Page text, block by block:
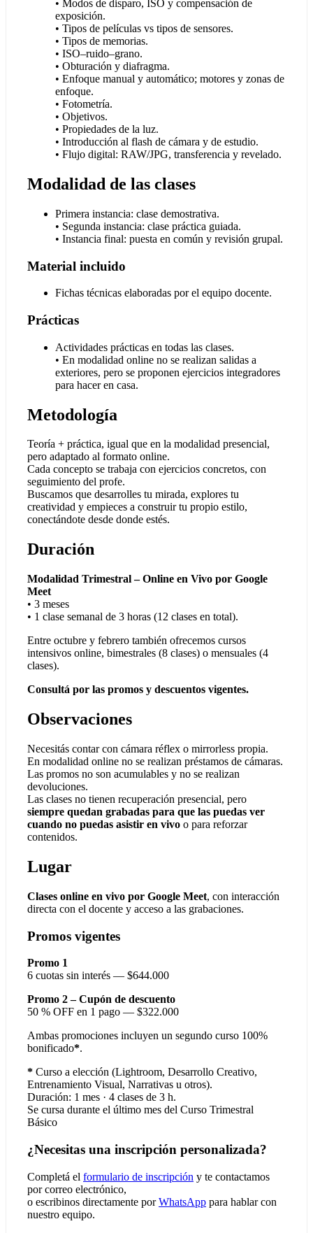
• Modos de disparo, ISO y compensación de
exposición.
• Tipos de películas vs tipos de sensores.
• Tipos de memorias.
• ISO–ruido–grano.
• Obturación y diafragma.
• Enfoque manual y automático; motores y zonas de
enfoque.
• Fotometría.
• Objetivos.
• Propiedades de la luz.
• Introducción al flash de cámara y de estudio.
• Flujo digital: RAW/JPG, transferencia y revelado.
Modalidad de las clases
Primera instancia: clase demostrativa.
• Segunda instancia: clase práctica guiada.
• Instancia final: puesta en común y revisión grupal.
Material incluido
Fichas técnicas elaboradas por el equipo docente.
Prácticas
Actividades prácticas en todas las clases.
• En modalidad online no se realizan salidas a
exteriores, pero se proponen ejercicios integradores
para hacer en casa.
Metodología
Teoría + práctica, igual que en la modalidad presencial,
pero adaptado al formato online.
Cada concepto se trabaja con ejercicios concretos, con
seguimiento del profe.
Buscamos que desarrolles tu mirada, explores tu
creatividad y empieces a construir tu propio estilo,
conectándote desde donde estés.
Duración
Modalidad Trimestral – Online en Vivo por Google
Meet
• 3 meses
• 1 clase semanal de 3 horas (12 clases en total).
Entre octubre y febrero también ofrecemos cursos
intensivos online, bimestrales (8 clases) o mensuales (4
clases).
Consultá por las promos y descuentos vigentes.
Observaciones
Necesitás contar con cámara réflex o mirrorless propia.
En modalidad online no se realizan préstamos de cámaras.
Las promos no son acumulables y no se realizan
devoluciones.
Las clases no tienen recuperación presencial, pero
siempre quedan grabadas para que las puedas ver
cuando no puedas asistir en vivo o para reforzar
contenidos.
Lugar
Clases online en vivo por Google Meet, con interacción
directa con el docente y acceso a las grabaciones.
Promos vigentes
Promo 1
6 cuotas sin interés — $644.000
Promo 2 – Cupón de descuento
50 % OFF en 1 pago — $322.000
Ambas promociones incluyen un segundo curso 100%
bonificado*.
* Curso a elección (Lightroom, Desarrollo Creativo,
Entrenamiento Visual, Narrativas u otros).
Duración: 1 mes · 4 clases de 3 h.
Se cursa durante el último mes del Curso Trimestral
Básico
¿Necesitas una inscripción personalizada?
Completá el formulario de inscripción y te contactamos
por correo electrónico,
o escribinos directamente porWhatsApp para hablar con
nuestro equipo.